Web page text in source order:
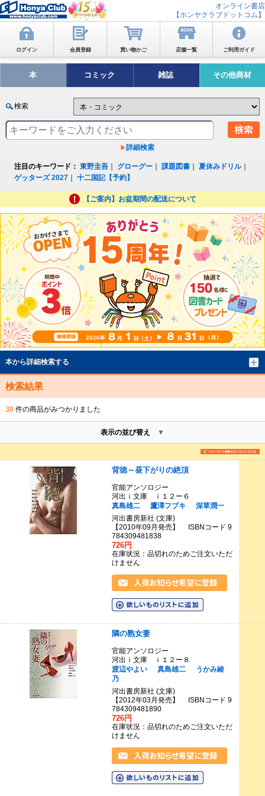
オンライン書店
【ホンヤクラブドットコム】
ログイン 会員登録 買い物かご 店舗一覧 ご利用ガイド
本 コミック 雑誌 その他商材
検索
詳細検索
注目のキーワード： 東野圭吾 グローグー ｜課題図書 ｜夏休みドリル｜
ゲッターズ 2027 ｜十二国記【予約】
【ご案内】お盆期間の配送について
本から詳細検索する
検索結果
38件の商品がみつかりました
表示の並び替え
背徳～昼下がりの絶頂
官能アンソロジー
河出ｉ文庫 ｉ１２ー６
真島雄二
鷹澤フブキ
深草潤一
河出書房新社 (文庫)
【2010年09月発売】 ISBNコード 9
784309481838
726円
在庫状況：品切れのためご注文いただ
けません
隣の熟女妻
官能アンソロジー
河出ｉ文庫 ｉ１２ー８
渡辺やよい
真島雄二
うかみ綾
乃
河出書房新社 (文庫)
【2012年03月発売】 ISBNコード 9
784309481890
726円
在庫状況：品切れのためご注文いただ
けません